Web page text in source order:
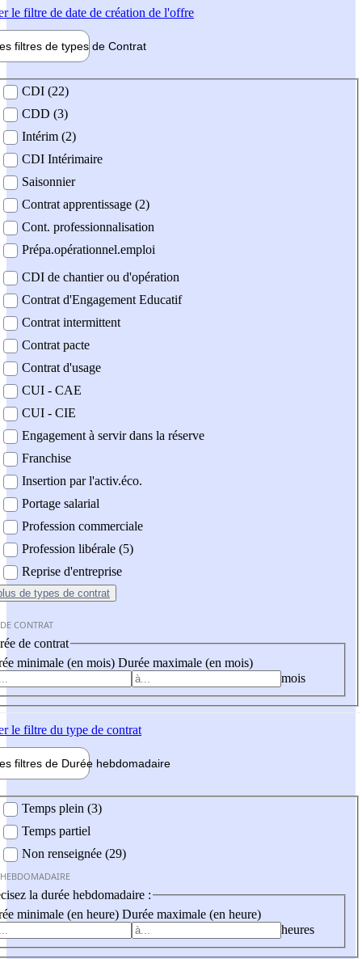
le filtre de date de création de l'offre
filtres de types de Contrat
contrat
CDI (22)
CDD (3)
Intérim (2)
CDI Intérimaire
Saisonnier
Contrat apprentissage (2)
Cont. professionnalisation
Prépa.opérationnel.emploi
CDI de chantier ou d'opération
Contrat d'Engagement Educatif
Contrat intermittent
Contrat pacte
Contrat d'usage
CUI - CAE
CUI - CIE
Engagement à servir dans la réserve
Franchise
Insertion par l'activ.éco.
Portage salarial
Profession commerciale
Profession libérale (5)
Reprise d'entreprise
de types de contrat
CONTRAT
de contrat
minimale (en mois) Durée maximale (en mois)
mois
le filtre du type de contrat
filtres de Durée hebdomadaire
Temps plein (3)
Temps partiel
Non renseignée (29)
la durée hebdomadaire :
minimale (en heure) Durée maximale (en heure)
heures